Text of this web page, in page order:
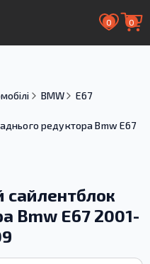
0 0
BMW
E67
редуктора Bmw Е67
сайлентблок
Bmw Е67 2001-